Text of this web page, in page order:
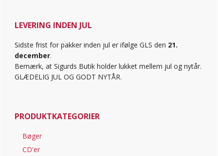
LEVERING INDEN JUL
Sidste frist for pakker inden jul er ifølge GLS den 21.
december.
Bemærk, at Sigurds Butik holder lukket mellem jul og nytår.
GLÆDELIG JUL OG GODT NYTÅR.
PRODUKTKATEGORIER
Bøger
CD'er